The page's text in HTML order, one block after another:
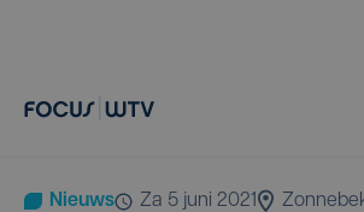
Nieuws za 5 juni 2021